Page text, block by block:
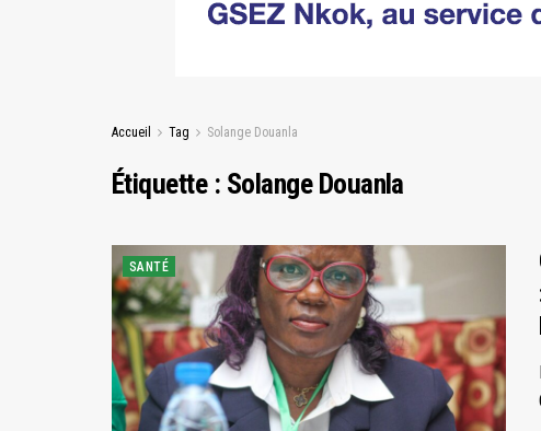
Accueil Tag Solange Douanla
Étiquette : Solange Douanla
SANTÉ